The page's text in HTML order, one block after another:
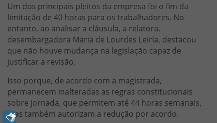
Um dos principais pleitos da empresa foi o fim da
limitação de 40 horas para os trabalhadores. No
entanto, ao analisar a cláusula, a relatora,
desembargadora Maria de Lourdes Leiria, destacou
que não houve mudança na legislação capaz de
justificar a revisão.
Isso porque, de acordo com a magistrada,
permanecem inalteradas as regras constitucionais
sobre jornada, que permitem até 44 horas semanais,
mas também autorizam a redução por acordo.
Libras